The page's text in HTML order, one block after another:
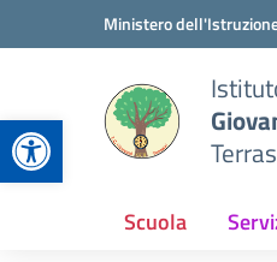
Apri la barra
Vai ai contenuti
Vai al menu di navigazione
Ministero
Scuola